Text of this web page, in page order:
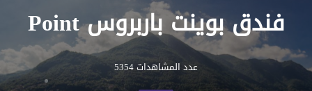
فندق بوينت باربروس Point
عدد المشاهدات 5354